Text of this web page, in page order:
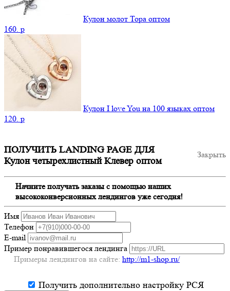
Кулон молот Тора оптом
160. p
Кулон I love You на 100 языках оптом
120. p
Закрыть
ПОЛУЧИТЬ LANDING PAGE ДЛЯ
Кулон четырехлистный Клевер оптом
Начните получать заказы с помощью наших
высококонверсионных лендингов уже сегодня!
Имя
Телефон
E-mail
Пример понравившегося лендинга
Примеры лендингов на сайте: http://m1-shop.ru/
Получить дополнительно настройку РСЯ